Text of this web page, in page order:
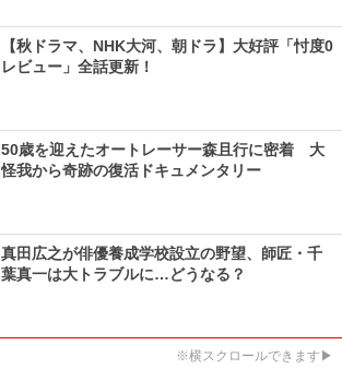
【秋ドラマ、NHK大河、朝ドラ】大好評「忖度0
レビュー」全話更新！
50歳を迎えたオートレーサー森且行に密着 大
怪我から奇跡の復活ドキュメンタリー
真田広之が俳優養成学校設立の野望、師匠・千
葉真一は大トラブルに…どうなる？
※横スクロールできます▶